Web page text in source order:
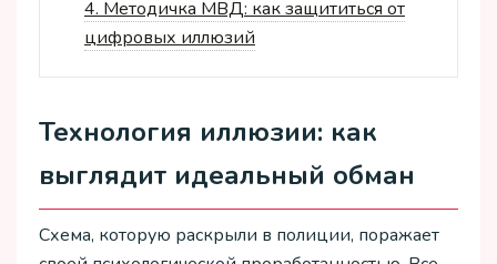
4. Методичка МВД: как защититься от
цифровых иллюзий
Технология иллюзии: как
выглядит идеальный обман
Схема, которую раскрыли в полиции, поражает